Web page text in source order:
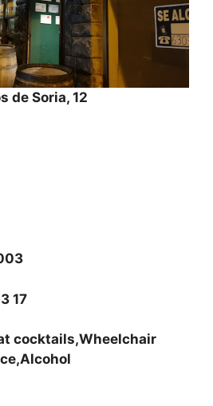
de Soria, 12
17
cocktails,Wheelchair